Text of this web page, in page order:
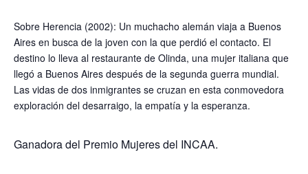
Sobre Herencia (2002): Un muchacho alemán viaja a Buenos
Aires en busca de la joven con la que perdió el contacto. El
destino lo lleva al restaurante de Olinda, una mujer italiana que
llegó a Buenos Aires después de la segunda guerra mundial.
Las vidas de dos inmigrantes se cruzan en esta conmovedora
exploración del desarraigo, la empatía y la esperanza.
Ganadora del Premio Mujeres del INCAA.